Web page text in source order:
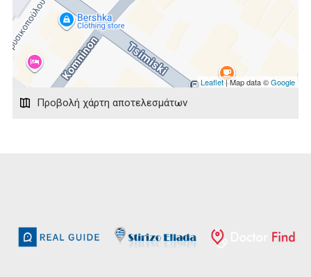
Leaflet| Map data ©Google
Προβολή χάρτη αποτελεσμάτων